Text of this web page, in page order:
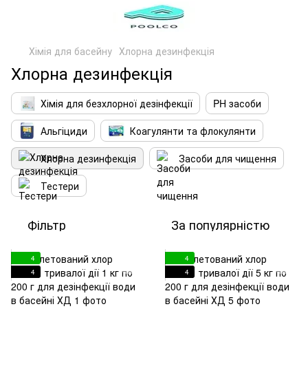
Хімія для басейну Хлорна дезинфекція
Хлорна дезинфекція
Хімія для безхлорної дезінфекції
PH засоби
Альгіциди
Коагулянти та флокулянти
Хлорна дезинфекція
Засоби для чищення
Тестери
Фільтр За популярністю
4
4
4
4